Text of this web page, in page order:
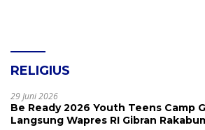
RELIGIUS
29 Juni 2026
Be Ready 2026 Youth Teens Camp
Langsung Wapres RI Gibran